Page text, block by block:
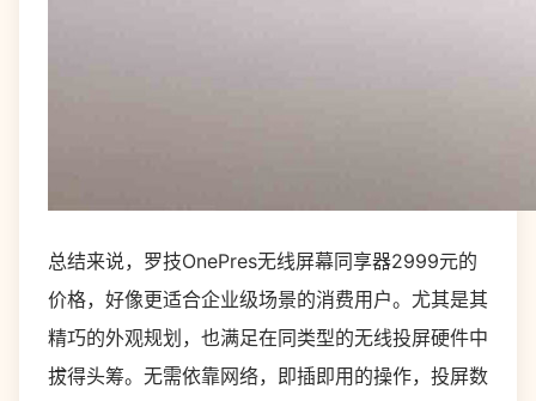
总结来说，罗技OnePres无线屏幕同享器2999元的
价格，好像更适合企业级场景的消费用户。尤其是其
精巧的外观规划，也满足在同类型的无线投屏硬件中
拔得头筹。无需依靠网络，即插即用的操作，投屏数